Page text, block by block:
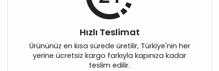
Hızlı Teslimat
Ürününüz en kısa sürede üretilir, Türkiye'nin her
yerine ücretsiz kargo farkıyla kapınıza kadar
teslim edilir.